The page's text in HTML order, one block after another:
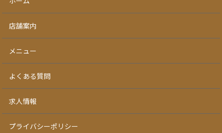
店舗案内
メニュー
よくある質問
求人情報
プライバシーポリシー